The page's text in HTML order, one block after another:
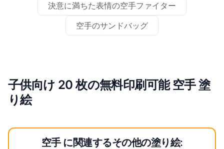
決意に満ちた表情の空手ファイター
空手のサンドバッグ
子供向け 20 枚の無料印刷可能 空手 塗
り絵
空手 に関連するその他の塗り絵: